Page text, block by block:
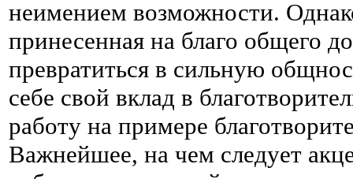
неимением возможности.
принесенная на благо общего
превратиться в сильную
себе свой вклад в
работу на примере
Важнейшее, на чем следует